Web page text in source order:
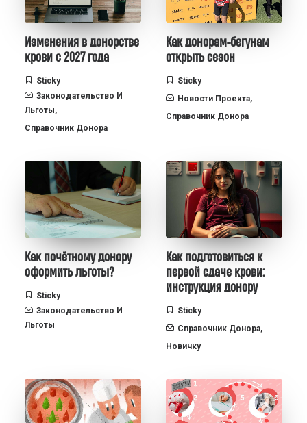
Изменения в донорстве
крови с 2027 года
Sticky
Законодательство И
Льготы,
Справочник Донора
Как донорам-бегунам
открыть сезон
Sticky
Новости Проекта,
Справочник Донора
Как почётному донору
оформить льготы?
Sticky
Законодательство И
Льготы
Как подготовиться к
первой сдаче крови:
инструкция донору
Sticky
Справочник Донора,
Новичку